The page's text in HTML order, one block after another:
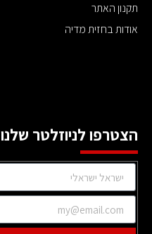
תקנון האתר
אודות בחזית מדיה
הצטרפו לניוזלטר שלנו